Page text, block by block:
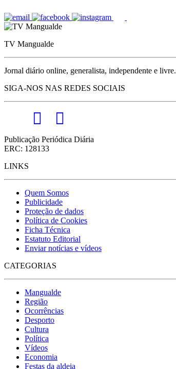
TV Mangualde
Jornal diário online, generalista, independente e livre.
SIGA-NOS NAS REDES SOCIAIS
Publicação Periódica Diária
ERC: 128133
LINKS
Quem Somos
Publicidade
Proteção de dados
Política de Cookies
Ficha Técnica
Estatuto Editorial
Enviar notícias e vídeos
CATEGORIAS
Mangualde
Região
Ocorrências
Desporto
Cultura
Política
Vídeos
Economia
Festas da aldeia